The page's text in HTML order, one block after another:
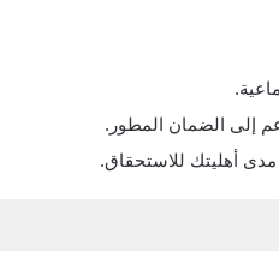
إلى الضمان المطور.
أهليتك للاستحقاق.